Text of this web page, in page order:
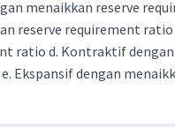
menaikkan reserve
reserve requirement
ratio d. Kontraktif
dengan menaikkan
kebijakan moneter
di mana bentuk kurva